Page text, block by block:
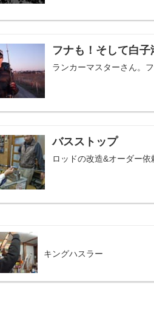
フナも！そして白子
ランカーマスターさん。
バスストップ
ロッドの改造&オーダー
キングハスラー